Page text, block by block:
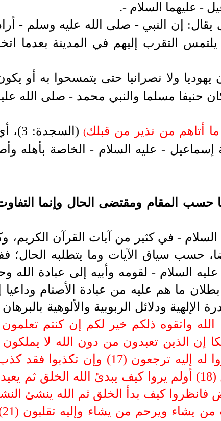
- عليهما السلام -.
إن النبي - صلى الله عليه وسلم - أراد
التقرب إليهم في المدينة بعدما
يهوديا ولا نصرانيا حتى يتمسحوا به أو
كان حنيفا مسلما والنبي محمد - صلى الله
ما أتاهم من نذير من قبلك( (السجدة: 3)
،
إسماعيل - عليه السلام -
الخاصة بأهله
حسب المقام ومقتضى الحال وإنما التفاوت
- في كثير من آيات القرآن الكريم،
حسب سياق الآيات وما يتطلبه الحال؛
عليه السلام - لقومه وأبيه إلى عبادة الله
بطلان ما هم عليه من عبادة الأصنام وداعيا
ودلائل الربوبية والألوهية
إن الذين تعبدون من دون الله لا
فابتغوا عند الله الرزق واعبدوه واشكروا له إليه ترجعون
قبلكم وما على الرسول إلا البلاغ المبين (18) أولم يروا كيف يبدئ الله
في الأرض فانظروا كيف بدأ الخلق ثم الله ينشئ
إن